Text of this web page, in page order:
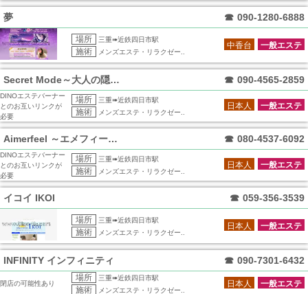
夢 ☎ 090-1280-6888
場所 三重➠近鉄四日市駅
施術 メンズエステ・リラクゼー..
一般エステ
中香台
Secret Mode～大人の隠れ家～ ☎ 090-4565-2859
DINOエステバーナー
とのお互いリンクが
必要
場所 三重➠近鉄四日市駅
施術 メンズエステ・リラクゼー..
一般エステ
日本人
Aimerfeel ～エメフィール～ ☎ 080-4537-6092
DINOエステバーナー
とのお互いリンクが
必要
場所 三重➠近鉄四日市駅
施術 メンズエステ・リラクゼー..
一般エステ
日本人
イコイ IKOI ☎ 059-356-3539
場所 三重➠近鉄四日市駅
施術 メンズエステ・リラクゼー..
一般エステ
日本人
INFINITY インフィニティ ☎ 090-7301-6432
閉店の可能性あり
場所 三重➠近鉄四日市駅
施術 メンズエステ・リラクゼー..
一般エステ
日本人